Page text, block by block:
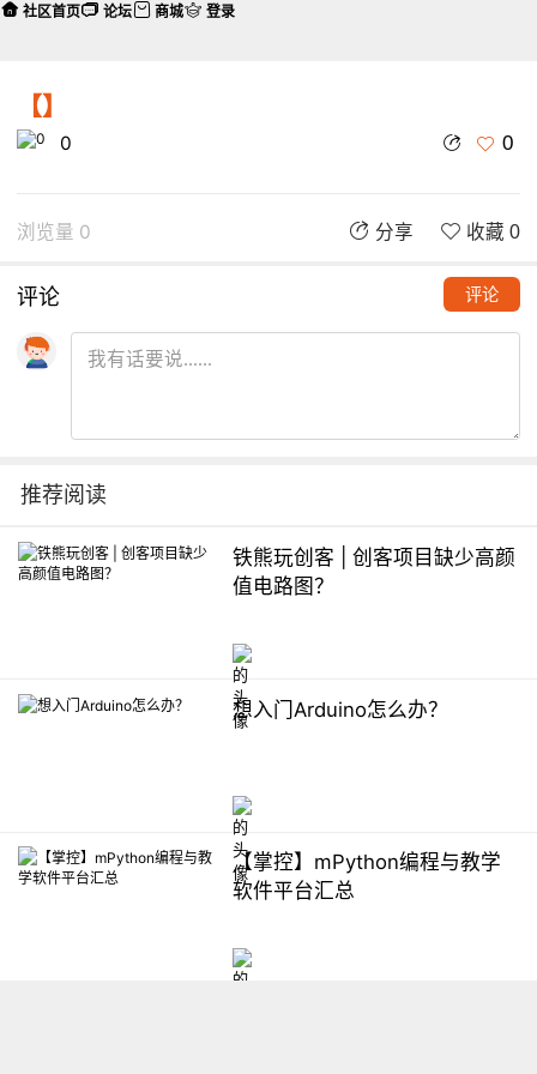
【】
0 0
浏览量 0 分享 收藏 0
评论 评论
推荐阅读
铁熊玩创客 | 创客项目缺少高颜
值电路图？
想入门Arduino怎么办？
【掌控】mPython编程与教学
软件平台汇总
社区首页 论坛 商城 登录